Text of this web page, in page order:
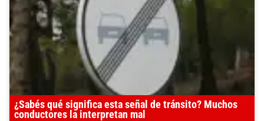
¿Sabés qué significa esta señal de tránsito? Muchos
conductores la interpretan mal